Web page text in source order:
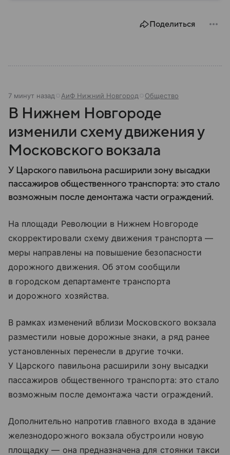
России, какие задачи выполняет министерство, как
Поделиться
7 минут назад АиФ Нижний Новгород Общество
В Нижнем Новгороде
изменили схему движения у
Московского вокзала
У Царского павильона расширили зону высадки
пассажиров общественного транспорта: это стало
возможным после демонтажа части ограждений.
На площади Революции в Нижнем Новгороде
скорректировали схему движения транспорта —
меры направлены на повышение безопасности
дорожного движения. Об этом сообщили
в городском департаменте транспорта
и дорожного хозяйства.
В рамках изменений вблизи Московского вокзала
разместили новые дорожные знаки, а ряд ранее
установленных перенесли в другие точки.
У Царского павильона расширили зону высадки
пассажиров общественного транспорта: это стало
возможным после демонтажа части ограждений.
Дополнительно напротив главного входа в здание
железнодорожного вокзала обустроили новую
площадку — она предназначена для стоянки такси